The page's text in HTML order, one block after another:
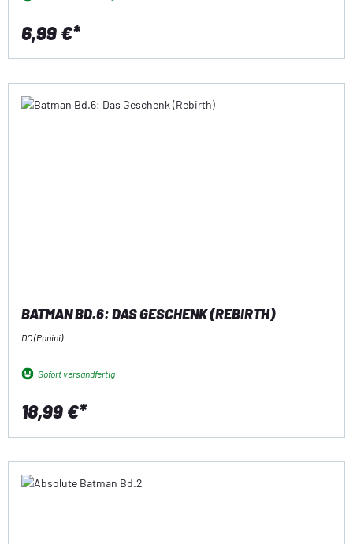
6,99 €*
BATMAN BD.6: DAS GESCHENK (REBIRTH)
DC (Panini)
Sofort versandfertig
18,99 €*